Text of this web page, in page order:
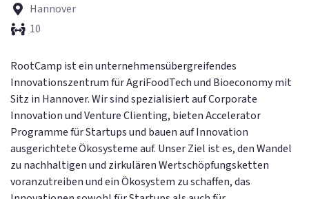
Hannover
10
RootCamp ist ein unternehmensübergreifendes
Innovationszentrum für AgriFoodTech und Bioeconomy mit
Sitz in Hannover. Wir sind spezialisiert auf Corporate
Innovation und Venture Clienting, bieten Accelerator
Programme für Startups und bauen auf Innovation
ausgerichtete Ökosysteme auf. Unser Ziel ist es, den Wandel
zu nachhaltigen und zirkulären Wertschöpfungsketten
voranzutreiben und ein Ökosystem zu schaffen, das